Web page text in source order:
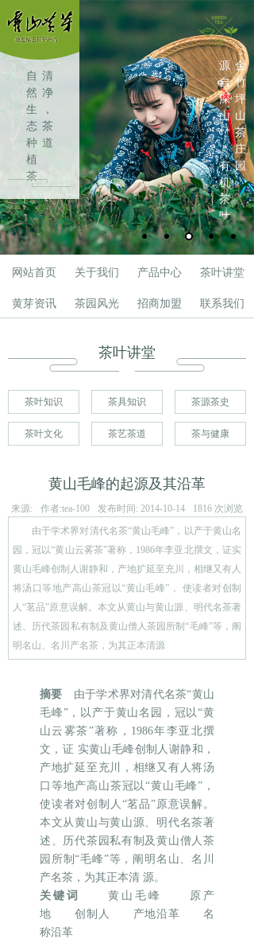
自
然
生
态
种
植
茶
清
净
，
茶
道
金
竹
坪
山
茶
庄
园
源
自
深
山
**
*
有
机
茶
叶
茶叶讲堂
茶叶知识 茶源茶史
茶具知识
茶与健康
茶艺茶道
茶叶文化
黄山毛峰的起源及其沿革
来源: 作者:tea-100 发布时间: 2014-10-14 1816 次浏览
由于学术界对清代名茶“黄山毛峰”，以产于黄山名
园，冠以“黄山云雾茶”著称，1986年李亚北撰文，证实
黄山毛峰创制人谢静和，产地扩延至充川，相继又有人
将汤口等地产高山茶冠以“黄山毛峰”， 使读者对创制
人“茗品”原意误解。本文从黄山与黄山源、明代名茶著
述、历代茶园私有制及黄山僧人茶园所制“毛峰”等，阐
明名山、名川产名茶，为其正本清源
摘要 由于学术界对清代名茶“黄山
毛峰”，以产于黄山名园，冠以“黄
山云雾茶”著称，1986年李亚北撰
文，证 实黄山毛峰创制人谢静和，
产地扩延至充川，相继又有人将汤
口等地产高山茶冠以“黄山毛峰”，
使读者对创制人“茗品”原意误解。
本文从黄山与黄山源、明代名茶著
述、历代茶园私有制及黄山僧人茶
园所制“毛峰”等，阐明名山、名川
产名茶，为其正本清 源。
关键词
黄山毛峰 原产
地 创制人 产地沿革 名
称沿革
网站首页 关于我们 产品中心 茶叶讲堂
黄芽资讯 茶园风光 招商加盟 联系我们